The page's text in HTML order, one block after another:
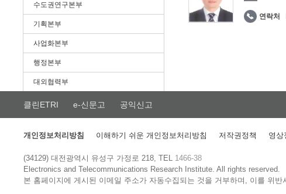
수도권연구본부
기획본부
사업화본부
행정본부
대외협력부
연락처
클린ETRI e-신문고 공익신고
개인정보처리방침 이해하기 쉬운 개인정보처리방침 저작권정책 영상
(34129) 대전광역시 유성구 가정로 218, TEL 1466-38
Electronics and Telecommunications Research Institute.All rights reserved.
본 홈페이지에 게시된 이메일 주소가 자동수집되는 것을 거부하며, 이를 위